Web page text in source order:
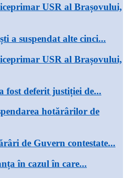
USR al Brașovului,
a suspendat alte cinci...
USR al Brașovului,
fost deferit justiției de...
hotărârilor de
de Guvern contestate...
în cazul în care...